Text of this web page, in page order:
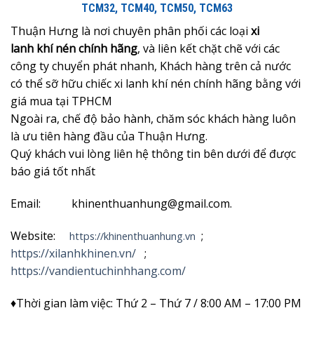
TCM32, TCM40, TCM50, TCM63
Thuận Hưng là nơi chuyên phân phối các loại xi
lanh khí nén chính hãng, và liên kết chặt chẽ với các
công ty chuyển phát nhanh, Khách hàng trên cả nước
có thể sỡ hữu chiếc xi lanh khí nén chính hãng bằng với
giá mua tại TPHCM
Ngoài ra, chế độ bảo hành, chăm sóc khách hàng luôn
là ưu tiên hàng đầu của Thuận Hưng.
Quý khách vui lòng liên hệ thông tin bên dưới để được
báo giá tốt nhất
Email: khinenthuanhung@gmail.com.
Website: https://khinenthuanhung.vn ;
https://xilanhkhinen.vn/ ;
https://vandientuchinhhang.com/
♦Thời gian làm việc: Thứ 2 – Thứ 7 / 8:00 AM – 17:00 PM